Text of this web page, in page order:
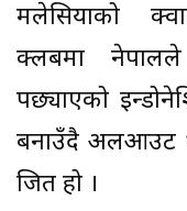
मलेसियाको
क्लबमा
पछ्याएको
बनाउँदै अलआउट
जित हो ।